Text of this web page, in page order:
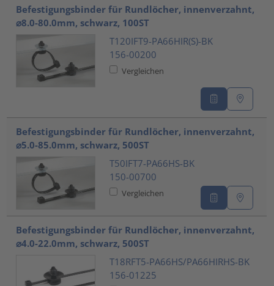
Befestigungsbinder für Rundlöcher, innenverzahnt,
⌀8.0-80.0mm, schwarz, 100ST
T120IFT9-PA66HIR(S)-BK
156-00200
Vergleichen
Befestigungsbinder für Rundlöcher, innenverzahnt,
⌀5.0-85.0mm, schwarz, 500ST
T50IFT7-PA66HS-BK
150-00700
Vergleichen
Befestigungsbinder für Rundlöcher, innenverzahnt,
⌀4.0-22.0mm, schwarz, 500ST
T18RFT5-PA66HS/PA66HIRHS-BK
156-01225